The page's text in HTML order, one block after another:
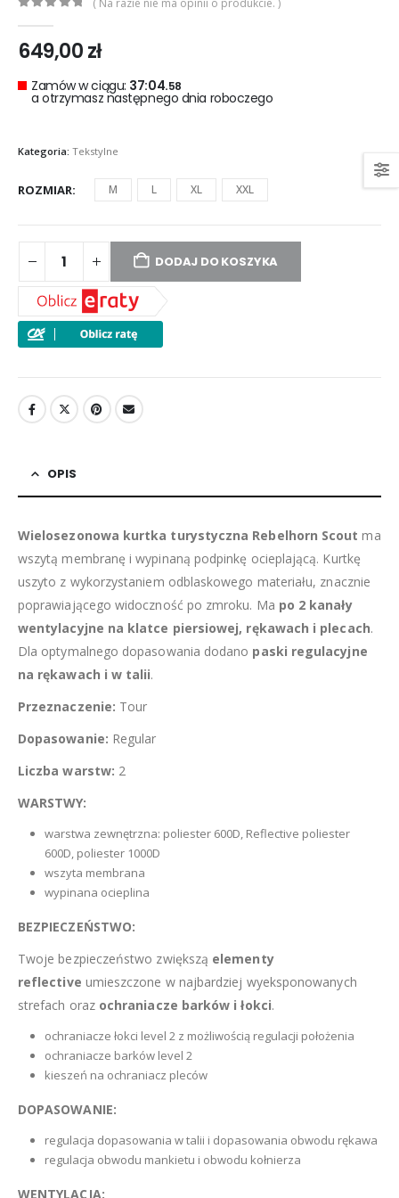
( Na razie nie ma opinii o produkcie. )
649,00zł
Zamów w ciągu: 37:04.57
a otrzymasz następnego dnia roboczego
Kategoria: Tekstylne
ROZMIAR M L XL XXL
DODAJ DO KOSZYKA
OPIS
Wielosezonowa kurtka turystyczna Rebelhorn Scout ma
wszytą membranę i wypinaną podpinkę ocieplającą. Kurtkę
uszyto z wykorzystaniem odblaskowego materiału, znacznie
poprawiającego widoczność po zmroku. Ma po 2 kanały
wentylacyjne na klatce piersiowej, rękawach i plecach.
Dla optymalnego dopasowania dodano paski regulacyjne
na rękawach i w talii.
Przeznaczenie: Tour
Dopasowanie: Regular
Liczba warstw: 2
WARSTWY:
warstwa zewnętrzna: poliester 600D, Reflective poliester
600D, poliester 1000D
wszyta membrana
wypinana ocieplina
BEZPIECZEŃSTWO:
Twoje bezpieczeństwo zwiększą elementy
reflective umieszczone w najbardziej wyeksponowanych
strefach oraz ochraniacze barków i łokci.
ochraniacze łokci level 2 z możliwością regulacji położenia
ochraniacze barków level 2
kieszeń na ochraniacz pleców
DOPASOWANIE:
regulacja dopasowania w talii i dopasowania obwodu rękawa
regulacja obwodu mankietu i obwodu kołnierza
WENTYLACJA: